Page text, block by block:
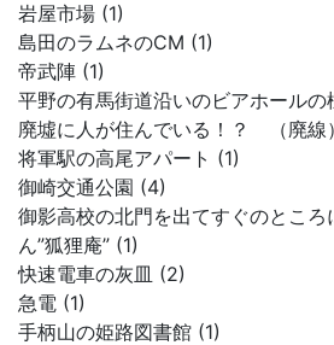
岩屋市場 (1)
島田のラムネのCM (1)
帝武陣 (1)
平野の有馬街道沿いのビアホールの
廃墟に人が住んでいる！？ （廃
将軍駅の高尾アパート (1)
御崎交通公園 (4)
御影高校の北門を出てすぐのところ
ん”狐狸庵” (1)
快速電車の灰皿 (2)
急電 (1)
手柄山の姫路図書館 (1)